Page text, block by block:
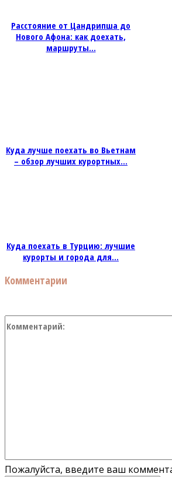
Расстояние от Цандрипша до
Нового Афона: как доехать,
маршруты...
Куда лучше поехать во Вьетнам
– обзор лучших курортных...
Куда поехать в Турцию: лучшие
курорты и города для...
Комментарии
Пожалуйста, введите ваш